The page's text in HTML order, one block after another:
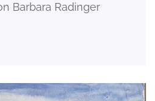
Barbara Radinger